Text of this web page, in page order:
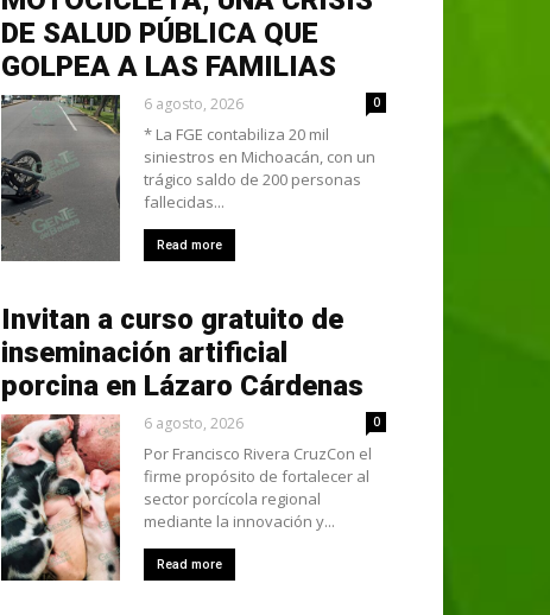
DE SALUD PÚBLICA QUE
GOLPEA A LAS FAMILIAS
6 agosto, 2026 0
* La FGE contabiliza 20 mil
siniestros en Michoacán, con un
trágico saldo de 200 personas
fallecidas...
Read more
Invitan a curso gratuito de
inseminación artificial
porcina en Lázaro Cárdenas
6 agosto, 2026 0
Por Francisco Rivera CruzCon el
firme propósito de fortalecer al
sector porcícola regional
mediante la innovación y...
Read more